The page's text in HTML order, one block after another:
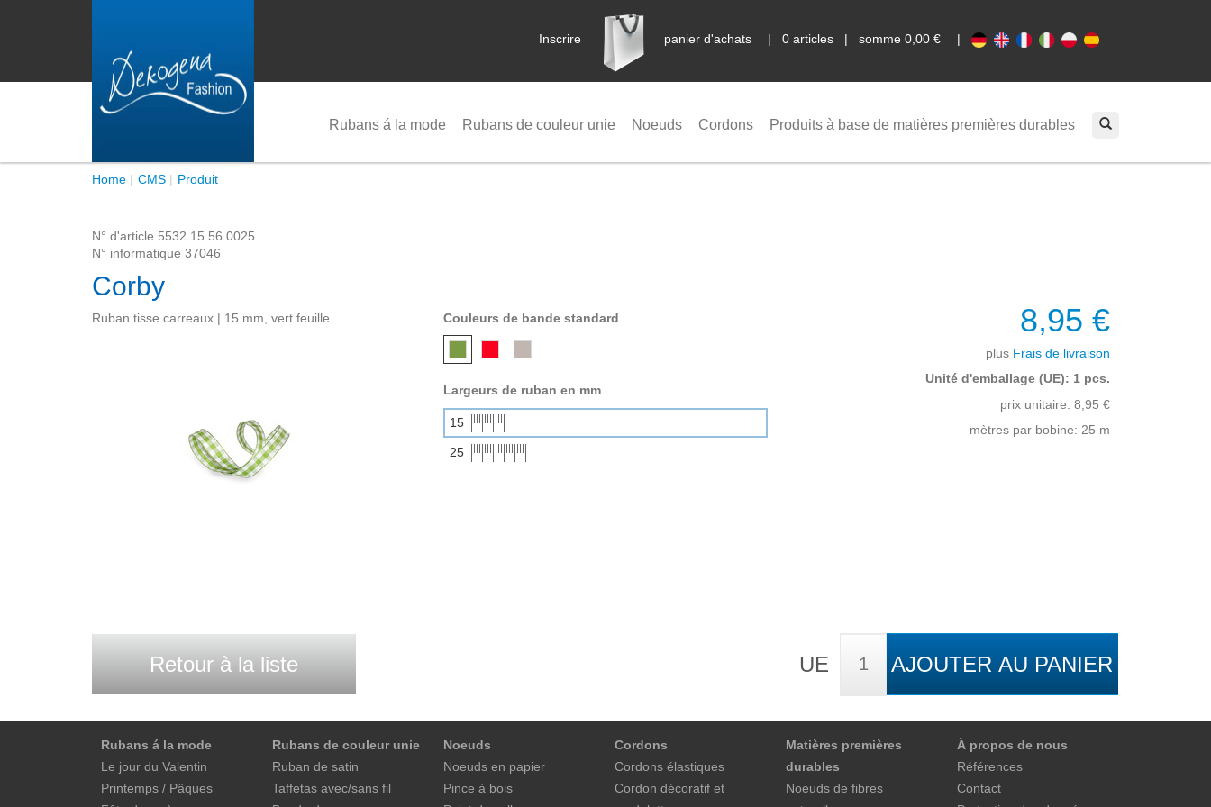
Inscrire
panier d'achats
| 0 articles | somme 0,00 € |
Rubans á la mode Rubans de couleur unie Noeuds Cordons Produits à base de matières premières durables
Home CMS Produit
N° d'article 5532 15 56 0025
N° informatique 37046
Corby
Ruban tisse carreaux | 15 mm, vert feuille Couleurs de bande standard
Largeurs de ruban en mm
15
25
8,95 €
plus Frais de livraison
Unité d'emballage (UE): 1 pcs.
prix unitaire: 8,95 €
mètres par bobine: 25 m
Retour à la liste UE AJOUTER AU PANIER
Rubans á la mode
Le jour du Valentin
Printemps / Pâques
Rubans de couleur unie
Ruban de satin
Taffetas avec/sans fil
Noeuds
Noeuds en papier
Pince à bois
Cordons
Cordons élastiques
Cordon décoratif et
Matières premières
durables
Noeuds de fibres
À propos de nous
Références
Contact